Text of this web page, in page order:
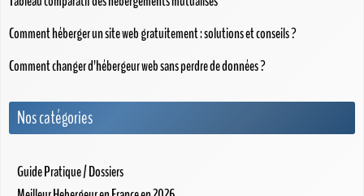
Comment héberger un site web gratuitement : solutions et conseils ?
Comment changer d’hébergeur web sans perdre de données ?
Nos catégories
Guide Pratique / Dossiers